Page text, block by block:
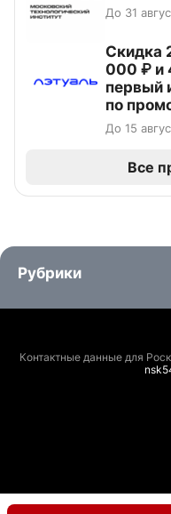
До 31
Скидка
000 ₽ и
первый
по
До 15
Все
Рубрики
Контактные данные для